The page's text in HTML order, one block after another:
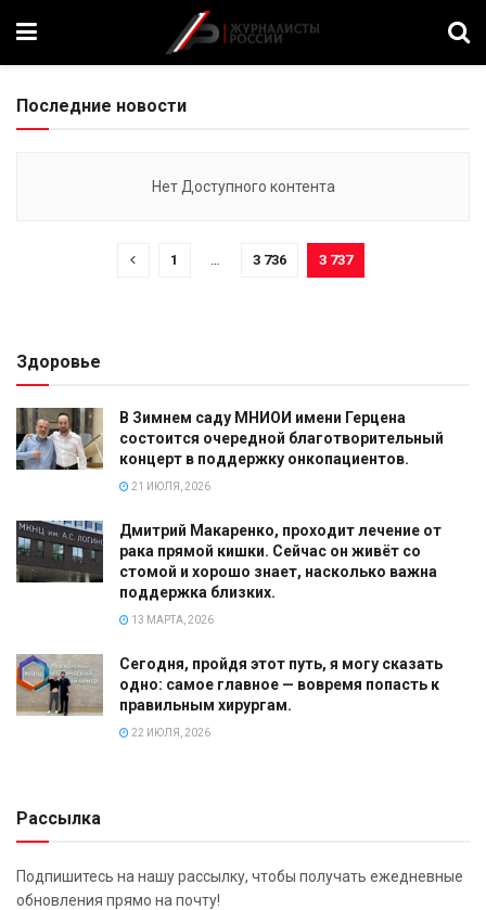
Последние новости
Нет Доступного контента
1 … 3 736 3 737
Здоровье
В Зимнем саду МНИОИ имени Герцена
состоится очередной благотворительный
концерт в поддержку онкопациентов.
21 ИЮЛЯ, 2026
Дмитрий Макаренко, проходит лечение от
рака прямой кишки. Сейчас он живёт со
стомой и хорошо знает, насколько важна
поддержка близких.
13 МАРТА, 2026
Сегодня, пройдя этот путь, я могу сказать
одно: самое главное — вовремя попасть к
правильным хирургам.
22 ИЮЛЯ, 2026
Рассылка
Подпишитесь на нашу рассылку, чтобы получать ежедневные
обновления прямо на почту!